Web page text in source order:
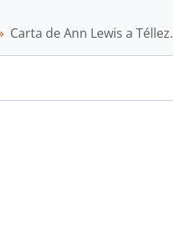
Carta de Ann Lewis a Téllez.